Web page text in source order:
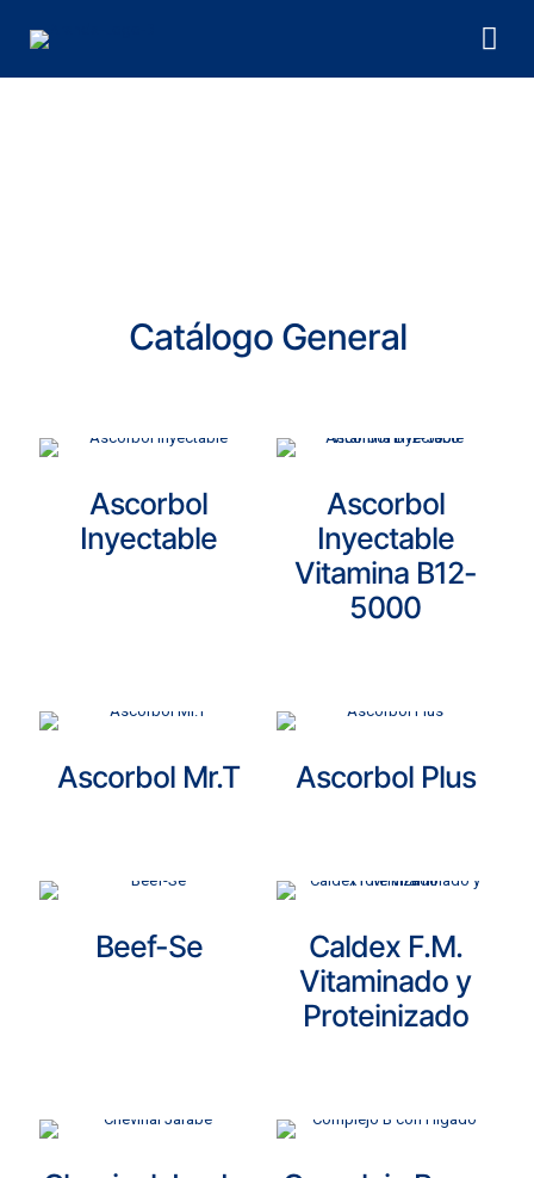
Catálogo General
Ascorbol
Inyectable
Ascorbol
Inyectable
Vitamina B12-
5000
Ascorbol Mr.T Ascorbol Plus
Beef-Se
Caldex F.M.
Vitaminado y
Proteinizado